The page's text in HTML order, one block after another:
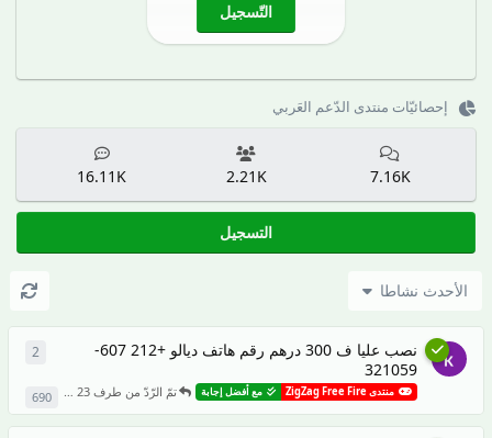
التّسجيل
إحصائيّات منتدى الدّعم العَربي
7.16K
2.21K
16.11K
التسجيل
الأحدث نشاطا
نصب عليا ف 300 درهم رقم هاتف ديالو +212 607-
321059
منتدى ZigZag Free Fire مع أفضل إجابة تمّ الرّدّ من طرف 23 مايو 690
2